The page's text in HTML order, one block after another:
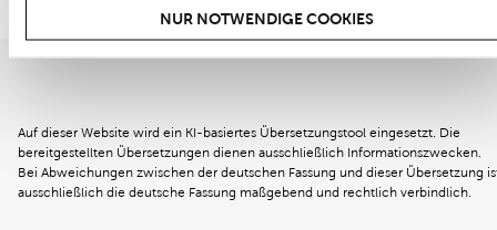
NUR NOTWENDIGE COOKIES
Auf dieser Website wird ein KI-basiertes Übersetzungstool eingesetzt. Die
bereitgestellten Übersetzungen dienen ausschließlich Informationszwecken.
Bei Abweichungen zwischen der deutschen Fassung und dieser Übersetzung
ausschließlich die deutsche Fassung maßgebend und rechtlich verbindlich.